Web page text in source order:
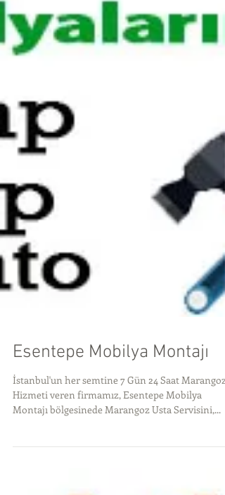
Esentepe Mobilya Montajı
Hizmeti veren firmamız, Esentepe Mobilya